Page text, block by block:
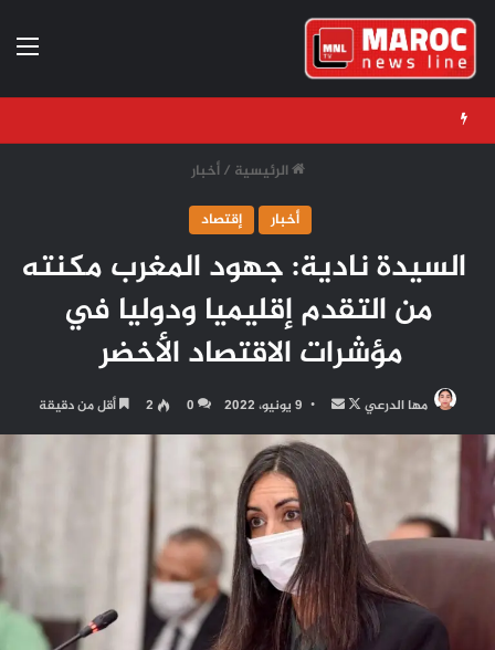
الرئيسية / أخبار
أخبار
إقتصاد
السيدة نادية: جهود المغرب مكنته
من التقدم إقليميا ودوليا في
مؤشرات الاقتصاد الأخضر
مها الدرعي
تابع
على
X
أرسل
بريدا
إلكترونيا
9 يونيو، 2022 0
2 أقل من دقيقة